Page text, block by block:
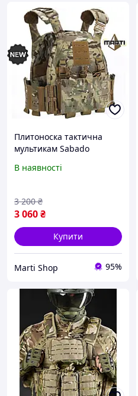
Плитоноска тактична
мультикам Sabado
швидкого скидання
В наявності
3 060₴
3 200 ₴
Купити
Marti Shop 95%